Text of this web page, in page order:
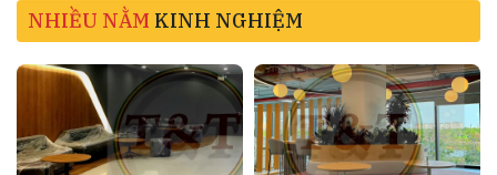
NHIỀU NẰM KINH NGHIỆM